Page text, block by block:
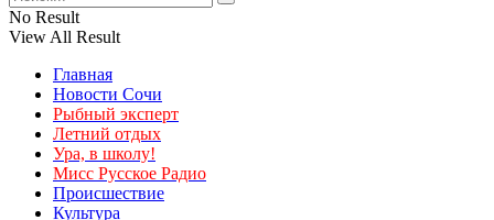
No Result
View All Result
Главная
Новости Сочи
Рыбный эксперт
Летний отдых
Ура, в школу!
Мисс Русское Радио
Происшествие
Культура